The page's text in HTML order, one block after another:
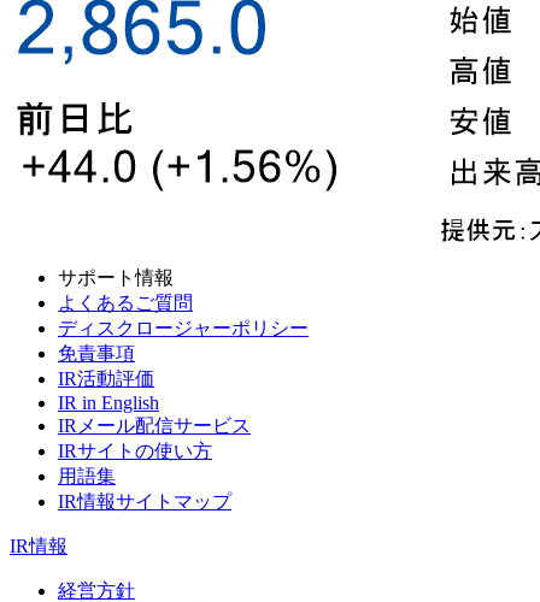
サポート情報
よくあるご質問
ディスクロージャーポリシー
免責事項
IR活動評価
IR in English
IRメール配信サービス
IRサイトの使い方
用語集
IR情報サイトマップ
IR情報
経営方針